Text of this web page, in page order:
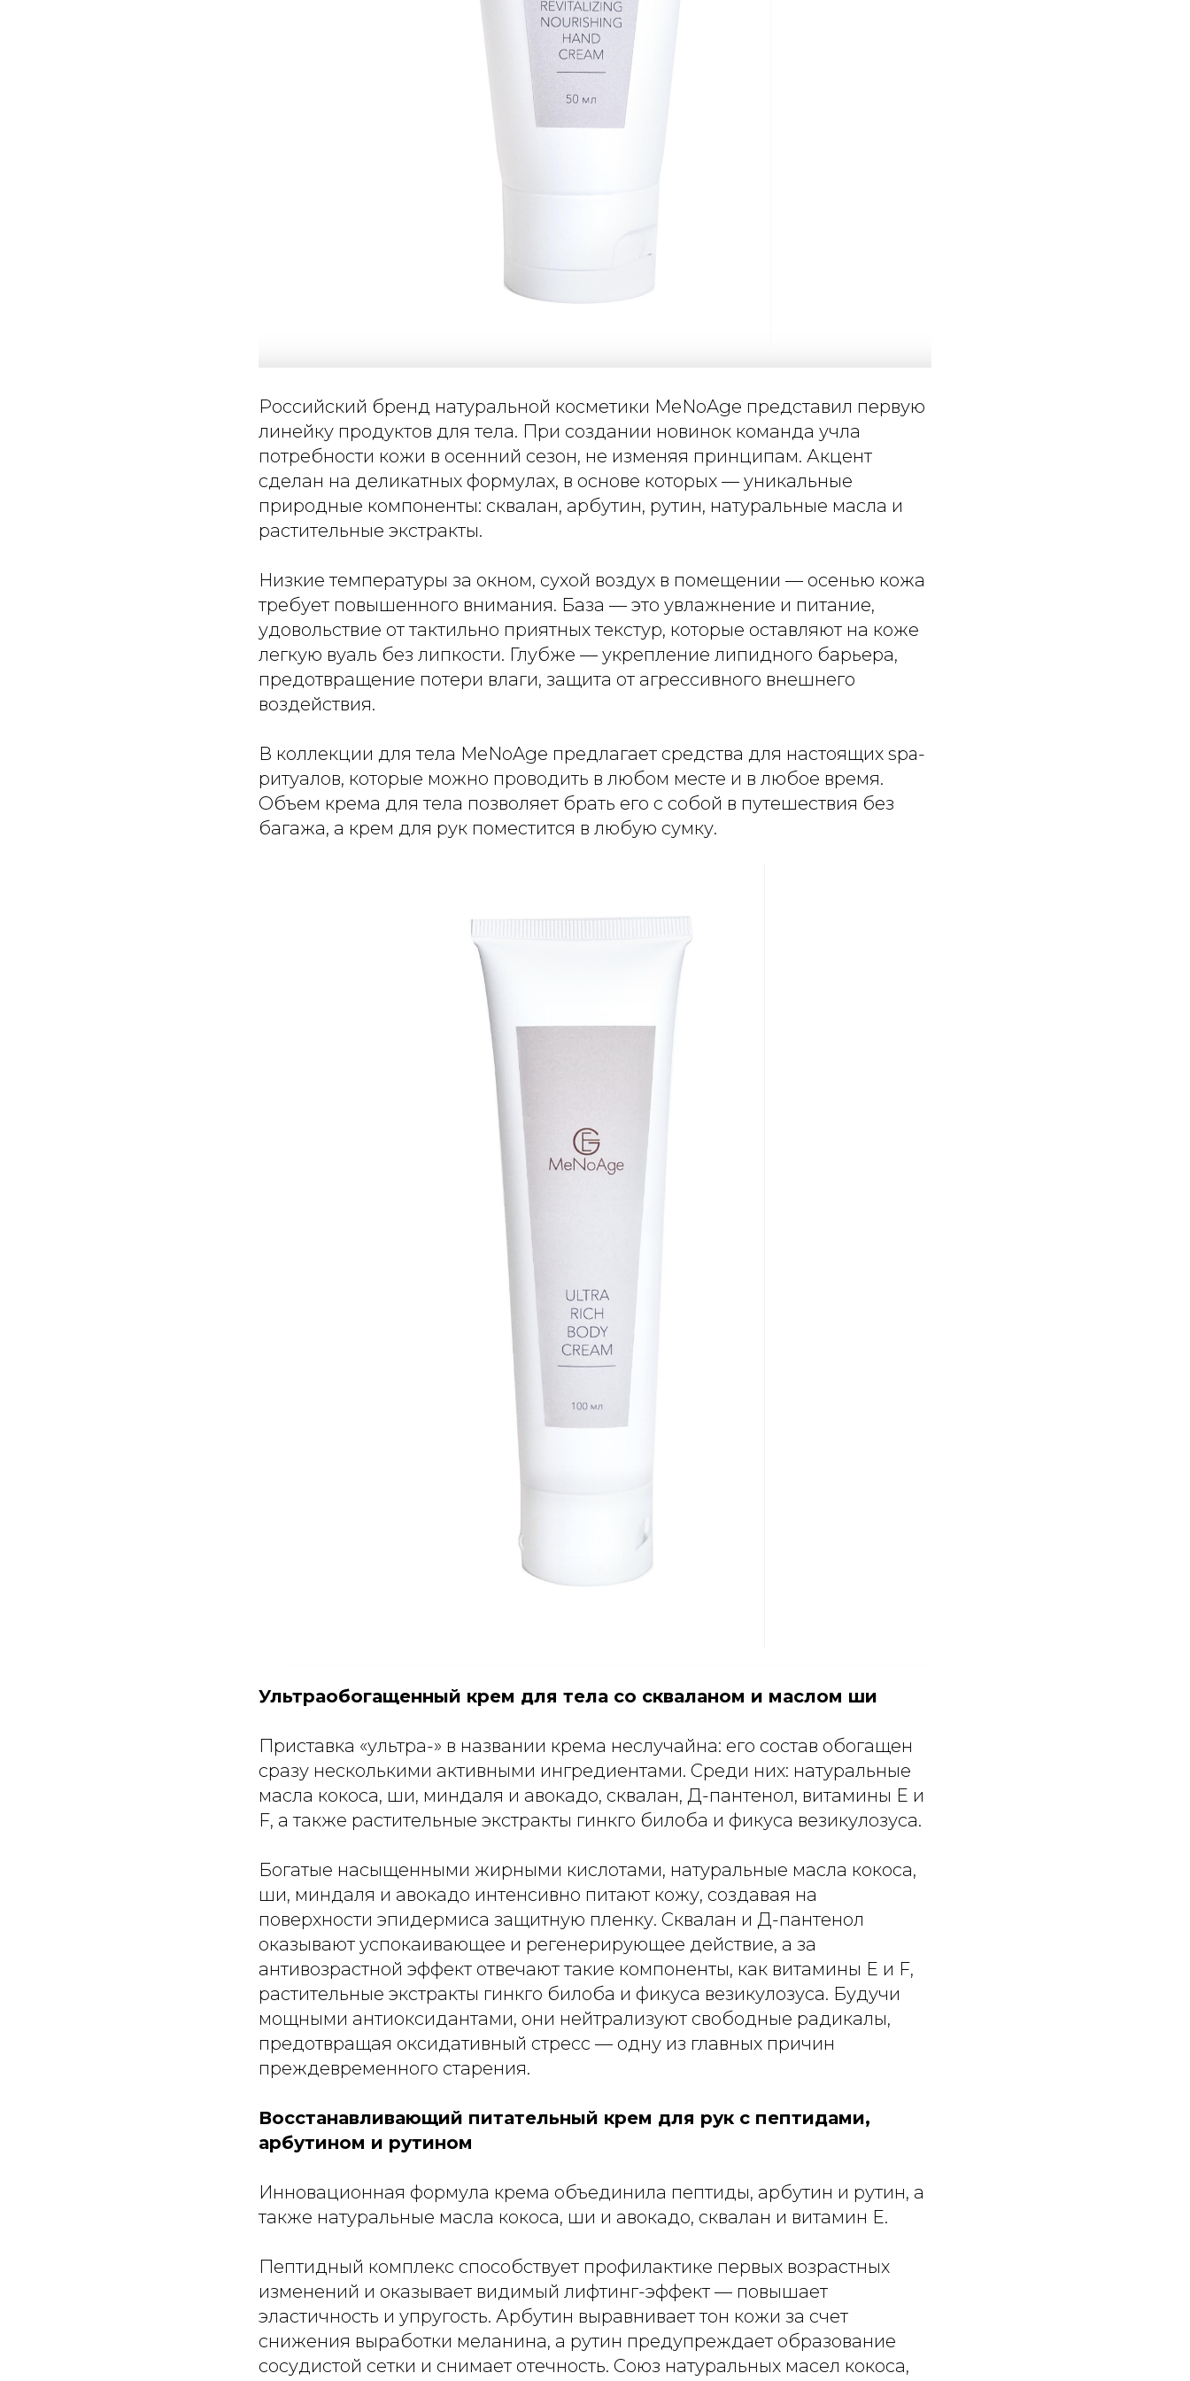
Российский бренд натуральной косметики MeNoAge представил первую
линейку продуктов для тела. При создании новинок команда учла
потребности кожи в осенний сезон, не изменяя принципам. Акцент
сделан на деликатных формулах, в основе которых — уникальные
природные компоненты: сквалан, арбутин, рутин, натуральные масла и
растительные экстракты.
Низкие температуры за окном, сухой воздух в помещении — осенью кожа
требует повышенного внимания. База — это увлажнение и питание,
удовольствие от тактильно приятных текстур, которые оставляют на коже
легкую вуаль без липкости. Глубже — укрепление липидного барьера,
предотвращение потери влаги, защита от агрессивного внешнего
воздействия.
В коллекции для тела MeNoAge предлагает средства для настоящих spa-
ритуалов, которые можно проводить в любом месте и в любое время.
Объем крема для тела позволяет брать его с собой в путешествия без
багажа, а крем для рук поместится в любую сумку.
Ультраобогащенный крем для тела со скваланом и маслом ши
Приставка «ультра-» в названии крема неслучайна: его состав обогащен
сразу несколькими активными ингредиентами. Среди них: натуральные
масла кокоса, ши, миндаля и авокадо, сквалан, Д-пантенол, витамины E и
F, а также растительные экстракты гинкго билоба и фикуса везикулозуса.
Богатые насыщенными жирными кислотами, натуральные масла кокоса,
ши, миндаля и авокадо интенсивно питают кожу, создавая на
поверхности эпидермиса защитную пленку. Сквалан и Д-пантенол
оказывают успокаивающее и регенерирующее действие, а за
антивозрастной эффект отвечают такие компоненты, как витамины E и F,
растительные экстракты гинкго билоба и фикуса везикулозуса. Будучи
мощными антиоксидантами, они нейтрализуют свободные радикалы,
предотвращая оксидативный стресс — одну из главных причин
преждевременного старения.
Восстанавливающий питательный крем для рук с пептидами,
арбутином и рутином
Инновационная формула крема объединила пептиды, арбутин и рутин, а
также натуральные масла кокоса, ши и авокадо, сквалан и витамин E.
Пептидный комплекс способствует профилактике первых возрастных
изменений и оказывает видимый лифтинг-эффект — повышает
эластичность и упругость. Арбутин выравнивает тон кожи за счет
снижения выработки меланина, а рутин предупреждает образование
сосудистой сетки и снимает отечность. Союз натуральных масел кокоса,